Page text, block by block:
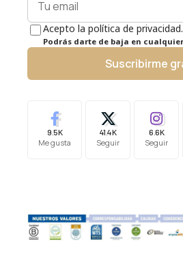
Acepto la política de privacidad.
Podrás darte de baja en
Suscribirme
9.5K
Me gusta
41.4K
Seguir
6.6K
Seguir